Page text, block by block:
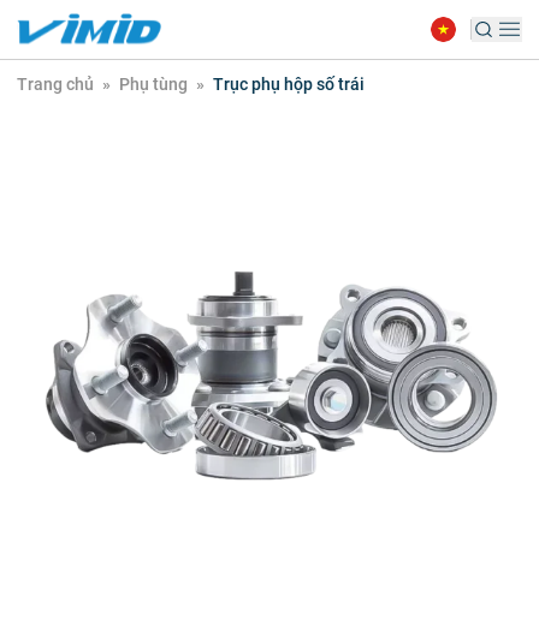
Trang chủ » Phụ tùng » Trục phụ hộp số trái